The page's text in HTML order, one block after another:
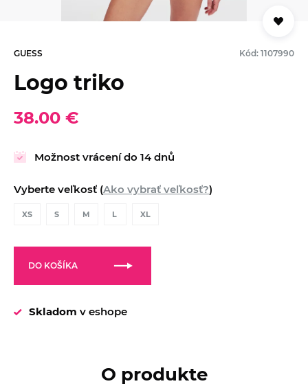
GUESS Kód: 1107990
Logo triko
38.00 €
Možnost vrácení do 14 dnů
Vyberte veľkosť (Ako vybrať veľkosť?)
XS S M L XL
DO KOŠÍKA
Skladom v eshope
O produkte